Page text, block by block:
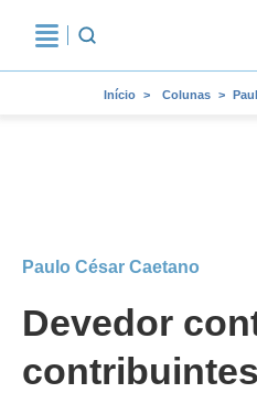
Início Colunas
Paulo César Caetano
Devedor
contribuintes